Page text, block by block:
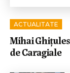
ACTUALITATE
Mihai
de Caragiale